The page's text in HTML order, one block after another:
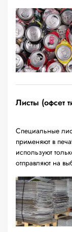
Листы (офсет
Специальные
применяют в
используют
отправляют на